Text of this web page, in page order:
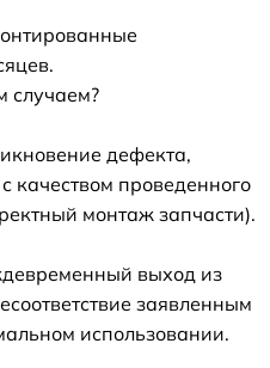
случаем?
дефекта,
качеством проведенного
монтаж запчасти).
выход из
заявленным
использовании.